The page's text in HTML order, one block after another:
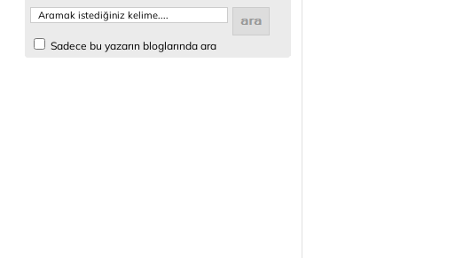
Sadece bu yazarın bloglarında ara